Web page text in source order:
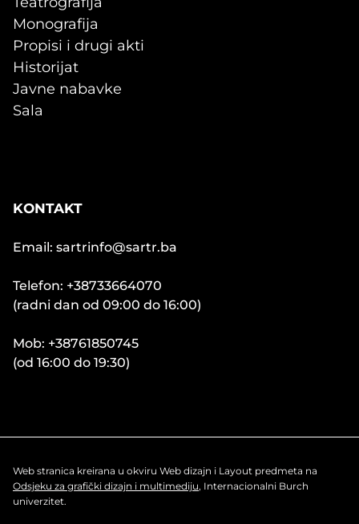
Monografija
Propisi i drugi akti
Historijat
Javne nabavke
Sala
KONTAKT
Email: sartrinfo@sartr.ba
Telefon: +38733664070
(radni dan od 09:00 do 16:00)
Mob: +38761850745
(od 16:00 do 19:30)
Web stranica kreirana u okviru Web dizajn i Layout predmeta na
Odsjeku za grafički dizajn i multimediju, Internacionalni Burch
univerzitet.